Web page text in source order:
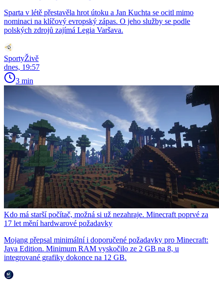
Sparta v létě přestavěla hrot útoku a Jan Kuchta se ocitl mimo
nominaci na klíčový evropský zápas. O jeho služby se podle
polských zdrojů zajímá Legia Varšava.
SportyŽivě
dnes, 19:57
3 min
Kdo má starší počítač, možná si už nezahraje. Minecraft poprvé za
17 let mění hardwarové požadavky
Mojang přepsal minimální i doporučené požadavky pro Minecraft:
Java Edition. Minimum RAM vyskočilo ze 2 GB na 8, u
integrované grafiky dokonce na 12 GB.